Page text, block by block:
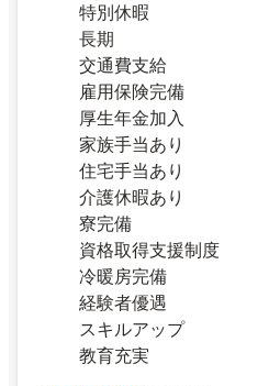
特別休暇
長期
交通費支給
雇用保険完備
厚生年金加入
家族手当あり
住宅手当あり
介護休暇あり
寮完備
資格取得支援制度
冷暖房完備
経験者優遇
スキルアップ
教育充実